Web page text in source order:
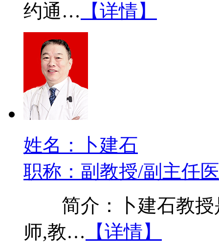
约通… 【详情】
姓名：卜建石
职称：副教授/副主任
简介：卜建石教授
师,教… 【详情】